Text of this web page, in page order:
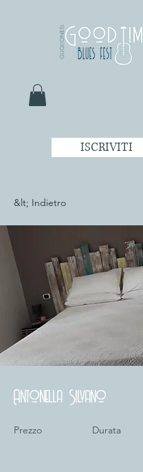
ISCRIVITI
&lt; Indietro
Antonella Silvano
Prezzo Durata